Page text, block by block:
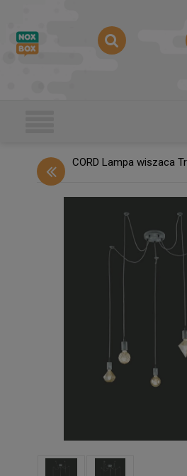
CORD Lampa wiszaca